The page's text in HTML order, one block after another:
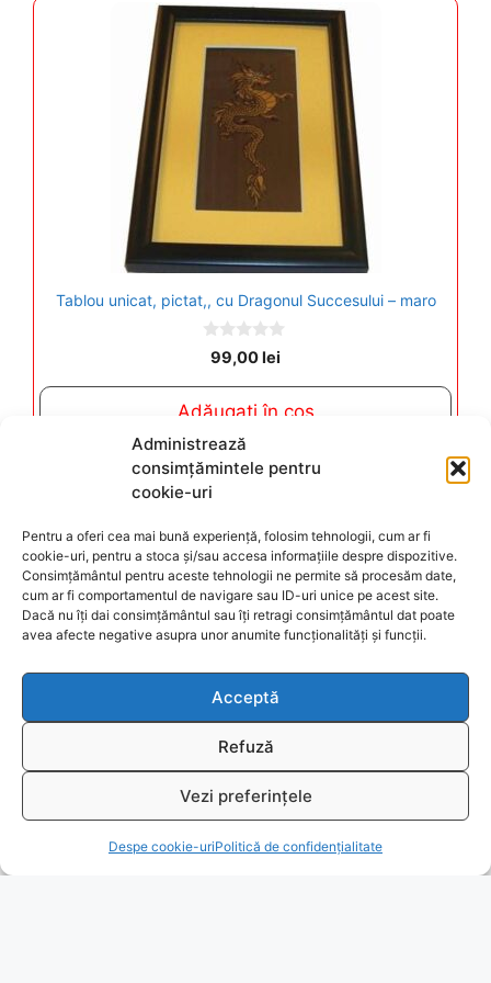
Administrează
consimțămintele pentru
cookie-uri
Pentru a oferi cea mai bună experiență, folosim tehnologii, cum ar fi
cookie-uri, pentru a stoca și/sau accesa informațiile despre dispozitive.
Consimțământul pentru aceste tehnologii ne permite să procesăm date,
cum ar fi comportamentul de navigare sau ID-uri unice pe acest site.
Dacă nu îți dai consimțământul sau îți retragi consimțământul dat poate
avea afecte negative asupra unor anumite funcționalități și funcții.
Acceptă
Refuză
Vezi preferințele
Despe cookie-uriPolitică de confidențialitate
Tablou unicat, pictat,, cu Dragonul Succesului – maro
0
o
5
99,00lei
Adăugați în coș
Politicia de confidențialitate
Termeni de utilizare
Politica de rezolvare a reclamatiilor